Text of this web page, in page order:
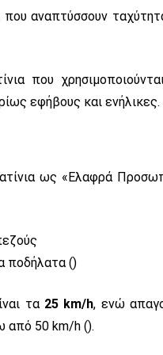
που αναπτύσσουν
που
εφήβους και ενήλικες.
ως «Ελαφρά
ποδήλατα ()
τα 25 km/h, ενώ
από 50 km/h ().